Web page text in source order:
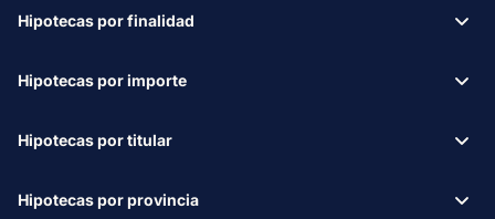
Hipotecas por finalidad
Hipotecas por importe
Hipotecas por titular
Hipotecas por provincia